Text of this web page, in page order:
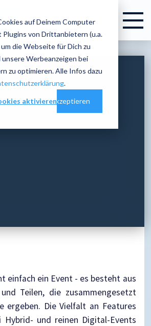
auf Deinem Computer
Plugins von Drittanbietern (u.a.
die Webseite für Dich zu
Werbeanzeigen bei
zu optimieren. Alle Infos dazu
.
alles akzeptieren
aktivieren
einfach ein Event - es besteht aus
Teilen, die zusammengesetzt
ergeben. Die Vielfalt an Features
und reinen Digital-Events